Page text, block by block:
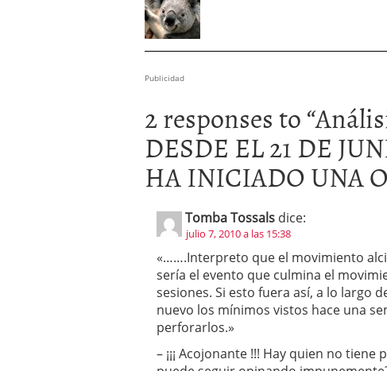
Publicidad
2 responses to “
DESDE EL 21 DE
HA INICIADO UNA
Tomba Tossals dice:
julio 7, 2010 a las 15:38
«…….Interpreto que el movimiento
sería el evento que culmina el
sesiones. Si esto fuera así, a lo largo
nuevo los mínimos vistos hace una
perforarlos.»
– ¡¡¡ Acojonante !!! Hay quien no